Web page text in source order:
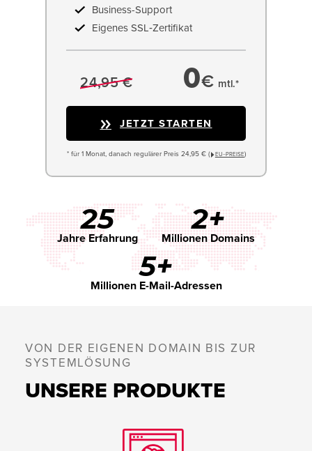
Business-Support
Eigenes SSL‑Zertifikat
24,95 € 0€ mtl.*
JETZT STARTEN
* für 1 Monat, danach regulärer Preis 24,95 € ( EU−PREISE)
25
Jahre Erfahrung
2+
Millionen Domains
5+
Millionen E-Mail-Adressen
VON DER EIGENEN DOMAIN BIS ZUR
SYSTEMLÖSUNG
UNSERE PRODUKTE